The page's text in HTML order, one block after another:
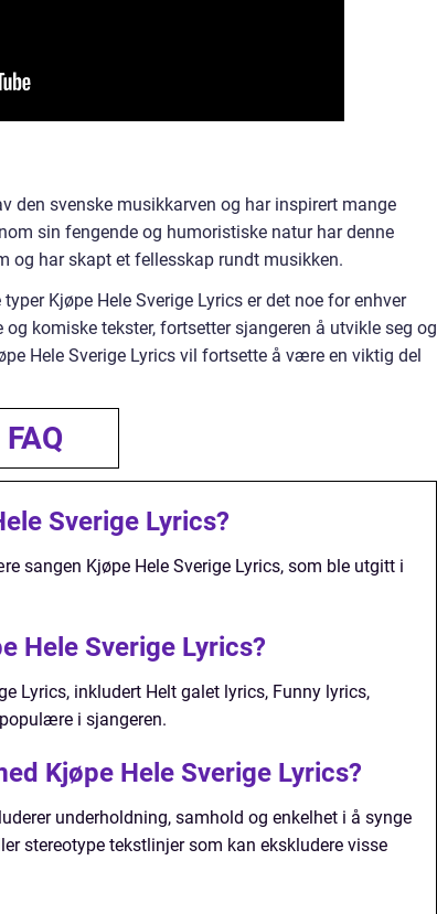
den svenske musikkarven og har inspirert mange
sin fengende og humoristiske natur har denne
og har skapt et fellesskap rundt musikken.
Kjøpe Hele Sverige Lyrics er det noe for enhver
komiske tekster, fortsetter sjangeren å utvikle seg og
Hele Sverige Lyrics vil fortsette å være en viktig del
FAQ
Sverige Lyrics?
sangen Kjøpe Hele Sverige Lyrics, som ble utgitt i
Hele Sverige Lyrics?
Lyrics, inkludert Helt galet lyrics, Funny lyrics,
i sjangeren.
Kjøpe Hele Sverige Lyrics?
underholdning, samhold og enkelhet i å synge
stereotype tekstlinjer som kan ekskludere visse